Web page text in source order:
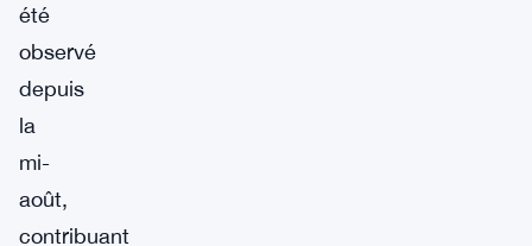
été
observé
depuis
la
mi-
août,
contribuant